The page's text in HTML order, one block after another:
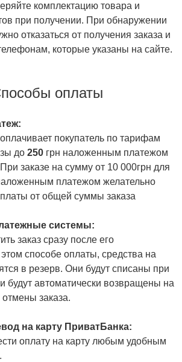
комплектацию товара и
при получении. При обнаружении
отказаться от получения заказа и
которые указаны на сайте.
оплаты
покупатель по тарифам
до 250 грн наложенным платежом
заказе на сумму от 10 000грн для
платежом желательно
от общей суммы заказа
системы:
заказ сразу после его
способе оплаты, средства на
в резерв. Они будут списаны при
будут автоматически возвращены на
заказа.
на карту ПриватБанка:
оплату на карту любым удобным